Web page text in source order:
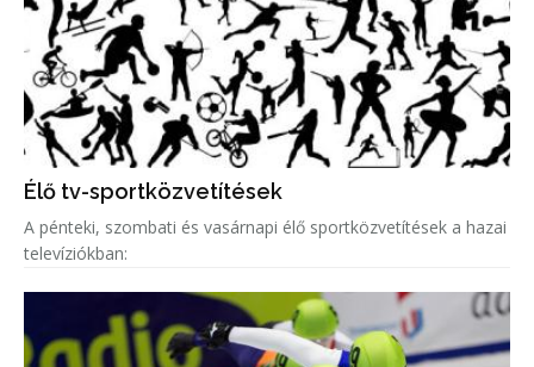
Élő tv-sportközvetítések
A pénteki, szombati és vasárnapi élő sportközvetítések a hazai
televíziókban: